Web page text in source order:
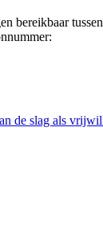
bereikbaar
de slag als